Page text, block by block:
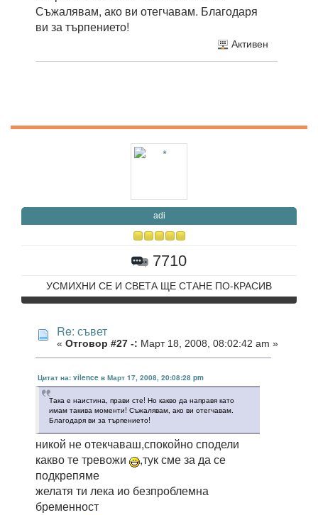
Съжалявам, ако ви отегчавам. Благодаря
ви за търпението!
Активен
adi
7710
УСМИХНИ СЕ И СВЕТА ЩЕ СТАНЕ ПО-КРАСИВ
Re: съвет
« Отговор #27 -: Март 18, 2008, 08:02:42 am »
Цитат на: vilence в Март 17, 2008, 20:08:28 pm
Така е наистина, прави сте! Но какво да направя като
имам такива моменти! Съжалявам, ако ви отегчавам.
Благодаря ви за търпението!
никой не отекчаваш,спокойно сподели
какво те тревожи
,тук сме за да се
подкрепяме
желатя ти лека ио безпроблемна
бременност